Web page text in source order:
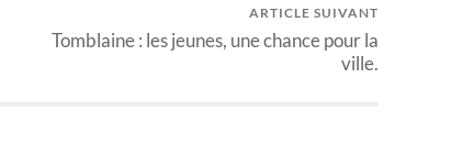
ARTICLE SUIVANT
Tomblaine : les jeunes, une chance pour la
ville.